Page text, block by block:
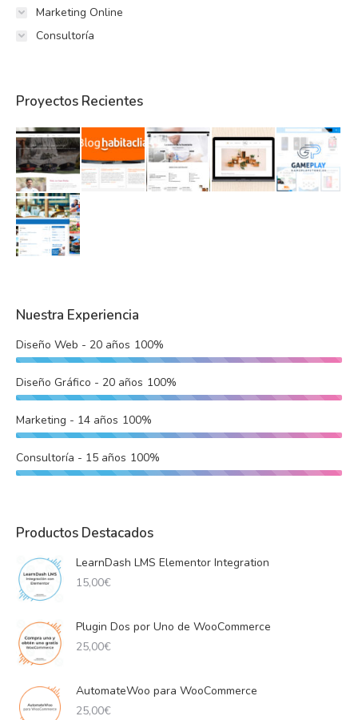
Marketing Online
Consultoría
Proyectos Recientes
Nuestra Experiencia
Diseño Web - 20 años 100%
Diseño Gráfico - 20 años 100%
Marketing - 14 años 100%
Consultoría - 15 años 100%
Productos Destacados
LearnDash LMS Elementor Integration
15,00€
Plugin Dos por Uno de WooCommerce
25,00€
AutomateWoo para WooCommerce
25,00€